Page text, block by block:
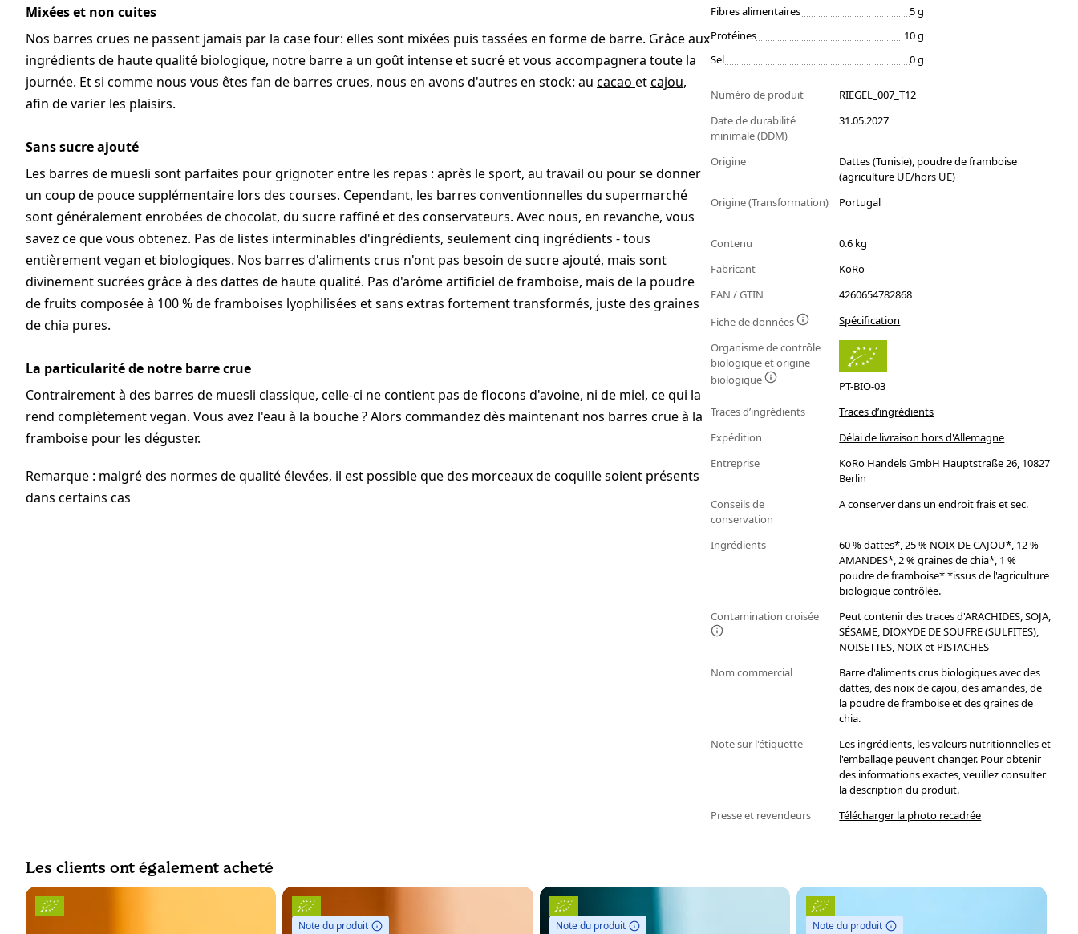
Mixées et non cuites
Nos barres crues ne passent jamais par la case four: elles sont mixées puis tassées en forme de barre. Grâce aux
ingrédients de haute qualité biologique, notre barre a un goût intense et sucré et vous accompagnera toute la
journée. Et si comme nous vous êtes fan de barres crues, nous en avons d'autres en stock: au cacao etcajou,
afin de varier les plaisirs.
Sans sucre ajouté
Les barres de muesli sont parfaites pour grignoter entre les repas : après le sport, au travail ou pour se donner
un coup de pouce supplémentaire lors des courses. Cependant, les barres conventionnelles du supermarché
sont généralement enrobées de chocolat, du sucre raffiné et des conservateurs. Avec nous, en revanche, vous
savez ce que vous obtenez. Pas de listes interminables d'ingrédients, seulement cinq ingrédients - tous
entièrement vegan et biologiques. Nos barres d'aliments crus n'ont pas besoin de sucre ajouté, mais sont
divinement sucrées grâce à des dattes de haute qualité. Pas d'arôme artificiel de framboise, mais de la poudre
de fruits composée à 100 % de framboises lyophilisées et sans extras fortement transformés, juste des graines
de chia pures.
La particularité de notre barre crue
Contrairement à des barres de muesli classique, celle-ci ne contient pas de flocons d'avoine, ni de miel, ce qui la
rend complètement vegan. Vous avez l'eau à la bouche ? Alors commandez dès maintenant nos barres crue à la
framboise pour les déguster.
Remarque : malgré des normes de qualité élevées, il est possible que des morceaux de coquille soient présents
dans certains cas
Fibres alimentaires
5 g
Protéines
10 g
Sel
0 g
Numéro de produit
RIEGEL_007_T12
Date de durabilité
minimale (DDM)
31.05.2027
Origine
Dattes (Tunisie), poudre de framboise
(agriculture UE/hors UE)
Origine (Transformation)
Portugal
Contenu
0.6 kg
Fabricant
KoRo
EAN / GTIN
4260654782868
Fiche de données
Spécification
Organisme de contrôle
biologique et origine
biologique
PT-BIO-03
Traces d’ingrédients
Traces d’ingrédients
Expédition
Délai de livraison hors d'Allemagne
Entreprise
KoRo Handels GmbH Hauptstraße 26, 10827
Berlin
Conseils de
conservation
A conserver dans un endroit frais et sec.
Ingrédients
60 % dattes*, 25 % NOIX DE CAJOU*, 12 %
AMANDES*, 2 % graines de chia*, 1 %
poudre de framboise* *issus de l'agriculture
biologique contrôlée.
Contamination croisée
Peut contenir des traces d'ARACHIDES, SOJA,
SÉSAME, DIOXYDE DE SOUFRE (SULFITES),
NOISETTES, NOIX et PISTACHES
Nom commercial
Barre d'aliments crus biologiques avec des
dattes, des noix de cajou, des amandes, de
la poudre de framboise et des graines de
chia.
Note sur l'étiquette
Les ingrédients, les valeurs nutritionnelles et
l'emballage peuvent changer. Pour obtenir
des informations exactes, veuillez consulter
la description du produit.
Presse et revendeurs
Télécharger la photo recadrée
Les clients ont également acheté
Note du produit Note du produit Note du produit